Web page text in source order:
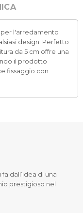
l'arredamento
design. Perfetto
da 5 cm offre una
il prodotto
fissaggio con
dall’idea di una
prestigioso nel